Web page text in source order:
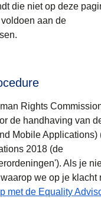
die niet op deze
aan de
Rights
de handhaving van
Mobile Applications)
2018 (de
Als je
we op je klacht
met de Equality